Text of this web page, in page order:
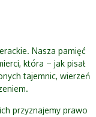
Nasza pamięć
która – jak pisał
tajemnic, wierzeń
przyznajemy prawo